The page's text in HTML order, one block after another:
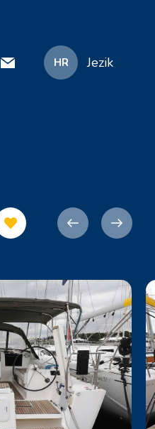
HR Jezik